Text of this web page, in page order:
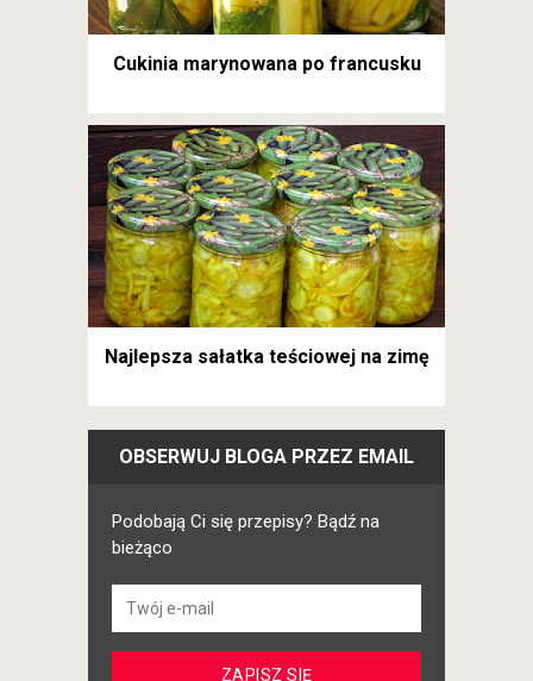
Cukinia marynowana po francusku
Najlepsza sałatka teściowej na zimę
OBSERWUJ BLOGA PRZEZ EMAIL
Podobają Ci się przepisy? Bądź na
bieżąco